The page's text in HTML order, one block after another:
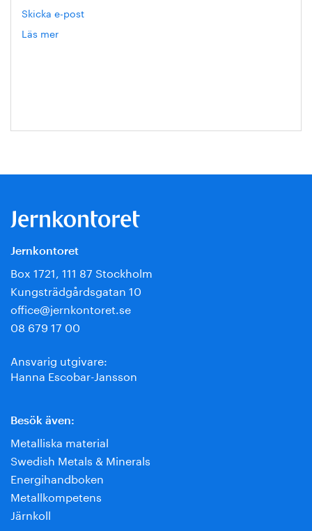
Skicka e-post
Läs mer
Jernkontoret
Box 1721, 111 87 Stockholm
Kungsträdgårdsgatan 10
office@jernkontoret.se
08 679 17 00
Ansvarig utgivare:
Hanna Escobar-Jansson
Besök även:
Metalliska material
Swedish Metals & Minerals
Energihandboken
Metallkompetens
Järnkoll